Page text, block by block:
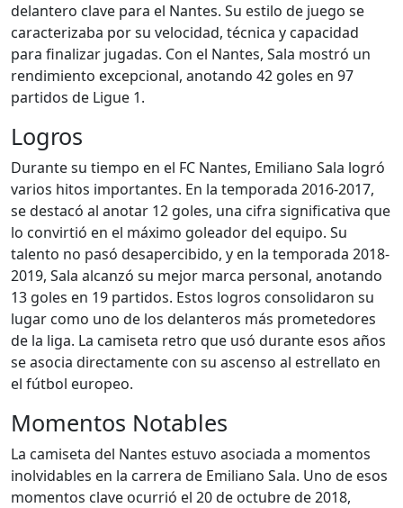
delantero clave para el Nantes. Su estilo de juego se
caracterizaba por su velocidad, técnica y capacidad
para finalizar jugadas. Con el Nantes, Sala mostró un
rendimiento excepcional, anotando 42 goles en 97
partidos de Ligue 1.
Logros
Durante su tiempo en el FC Nantes, Emiliano Sala logró
varios hitos importantes. En la temporada 2016-2017,
se destacó al anotar 12 goles, una cifra significativa que
lo convirtió en el máximo goleador del equipo. Su
talento no pasó desapercibido, y en la temporada 2018-
2019, Sala alcanzó su mejor marca personal, anotando
13 goles en 19 partidos. Estos logros consolidaron su
lugar como uno de los delanteros más prometedores
de la liga. La camiseta retro que usó durante esos años
se asocia directamente con su ascenso al estrellato en
el fútbol europeo.
Momentos Notables
La camiseta del Nantes estuvo asociada a momentos
inolvidables en la carrera de Emiliano Sala. Uno de esos
momentos clave ocurrió el 20 de octubre de 2018,